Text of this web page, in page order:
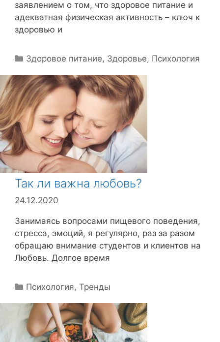
заявлением о том, что здоровое питание и
адекватная физическая активность – ключ к
здоровью и
Р
б
р
и
к
и
Здоровое питание, Здоровье, Психология
Так ли важна любовь?
24.12.2020
Занимаясь вопросами пищевого поведения,
стресса, эмоций, я регулярно, раз за разом
обращаю внимание студентов и клиентов на
Любовь. Долгое время
Р
б
р
и
Психология,Тренды